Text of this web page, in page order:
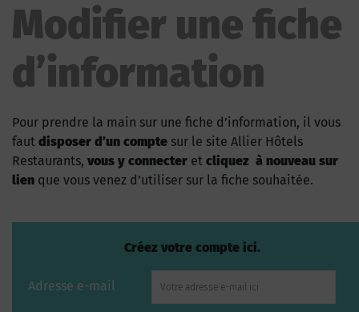
Modifier une fiche
d’information
Pour prendre la main sur une fiche d’information, il vous
faut disposer d’un compte sur le site Allier Hôtels
Restaurants, vous y connecter et cliquez à nouveau sur
lien que vous venez d’utiliser sur la fiche souhaitée.
Créez votre compte ici.
Adresse e-mail